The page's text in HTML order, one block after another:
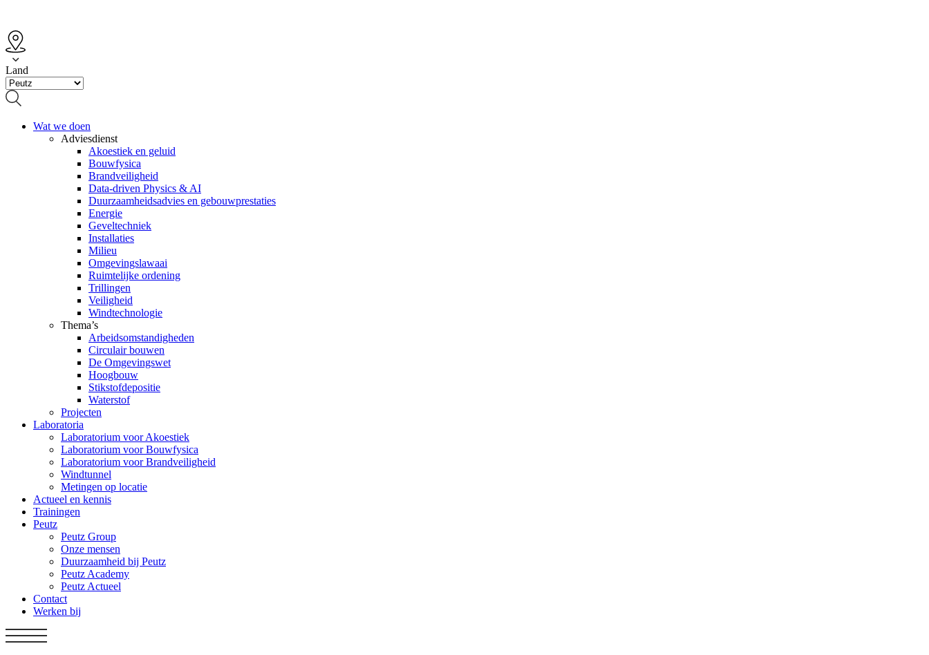
de
inhoud
Land
Wat we doen
Adviesdienst
Akoestiek en geluid
Bouwfysica
Brandveiligheid
Data-driven Physics & AI
Duurzaamheidsadvies en gebouwprestaties
Energie
Geveltechniek
Installaties
Milieu
Omgevingslawaai
Ruimtelijke ordening
Trillingen
Veiligheid
Windtechnologie
Thema’s
Arbeidsomstandigheden
Circulair bouwen
De Omgevingswet
Hoogbouw
Stikstofdepositie
Waterstof
Projecten
Laboratoria
Laboratorium voor Akoestiek
Laboratorium voor Bouwfysica
Laboratorium voor Brandveiligheid
Windtunnel
Metingen op locatie
Actueel en kennis
Trainingen
Peutz
Peutz Group
Onze mensen
Duurzaamheid bij Peutz
Peutz Academy
Peutz Actueel
Contact
Werken bij